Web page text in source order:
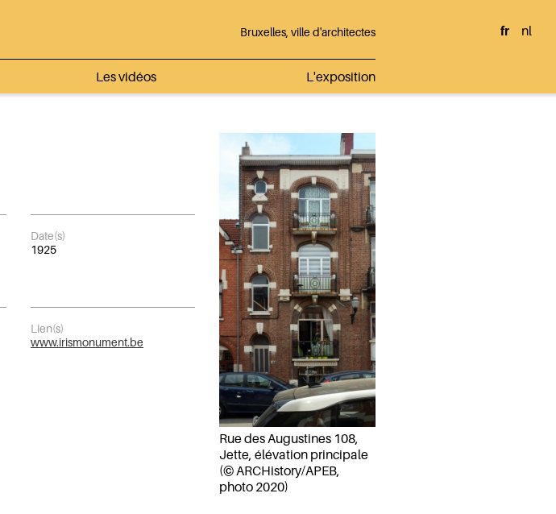
Bruxelles, ville d'architectes
Les vidéos L'exposition
fr nl
Date(s)
1925
Lien(s)
www.irismonument.be
Rue des Augustines 108,
Jette, élévation principale
(© ARCHistory/APEB,
photo 2020)